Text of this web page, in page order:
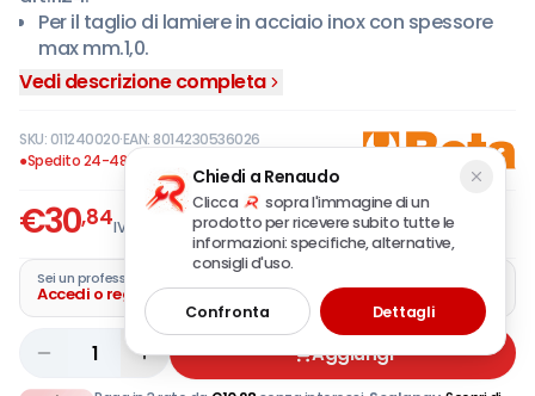
Per il taglio di lamiere in acciaio inox con spessore
max mm.1,0.
La cesoia Beta 1124 è un utensile professionale che
sforzo grazie alla struttura dell'articolazione a
doppia leva.
I manici sono rivestiti in materiale bicomponente
che, oltre ad offrire una presa sicura anche nelle
condizioni di lavoro più difficili, garantiscono il
massimo confort.
Vedi descrizione completa
SKU:011240020·EAN:8014230536026
●Spedito 24-48 ore
€30,84IVA incl.
Sei un professionista?
Accedi o registra la tua azienda
1 Aggiungi
Chiedi a Renaudo
Clicca
sopra l'immagine di un
prodotto per ricevere subito tutte le
informazioni: specifiche, alternative,
consigli d'uso.
Confronta Dettagli